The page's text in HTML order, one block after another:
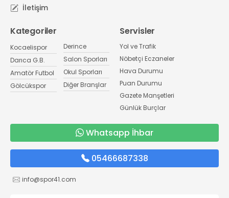
İletişim
Kategoriler
Kocaelispor
Darıca G.B.
Amatör Futbol
Gölcükspor
Derince
Salon Sporları
Okul Sporları
Diğer Branşlar
Servisler
Yol ve Trafik
Nöbetçi Eczaneler
Hava Durumu
Puan Durumu
Gazete Manşetleri
Günlük Burçlar
Whatsapp İhbar
05466687338
info@spor41.com